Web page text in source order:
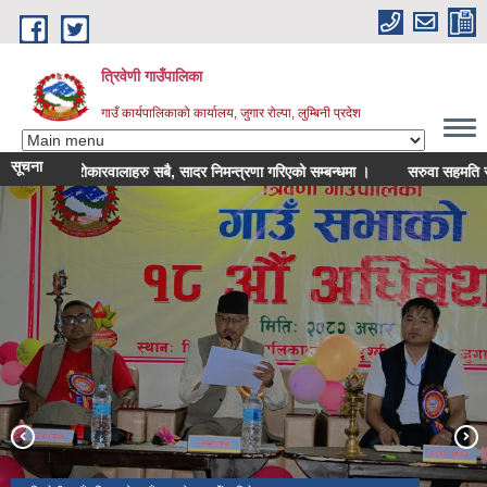
Skip to main content
त्रिवेणी गाउँपालिका
गाउँ कार्यपालिकाको कार्यालय, जुगार रोल्पा, लुम्बिनी प्रदेश
सूचना
श्री सरोकारवालाहरु सबै, सादर निमन्त्रणा गरिएको सम्बन्धमा । सरुवा सहमति
त्रिवेणी गाउँपालिका स्तरीय अन्तर माध्यमिक विद्यालय सातौं राष्ट्रपति रनिङ शिल्ड
गाउँपालिकाका केही फोटोहरु